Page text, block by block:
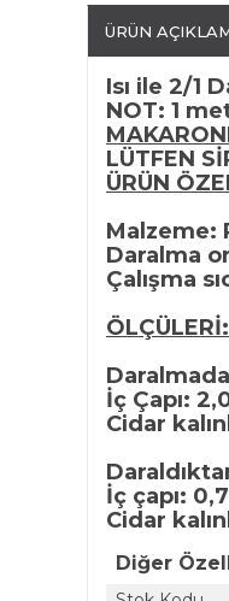
ÜRÜN
Isı ile 2/1
NOT: 1
LÜTFEN
ÜRÜN
Malzeme:
Daralma
Çalışma
ÖLÇÜLERİ:
İç Çapı:
Cidar
İç çapı:
Cidar
Diğer